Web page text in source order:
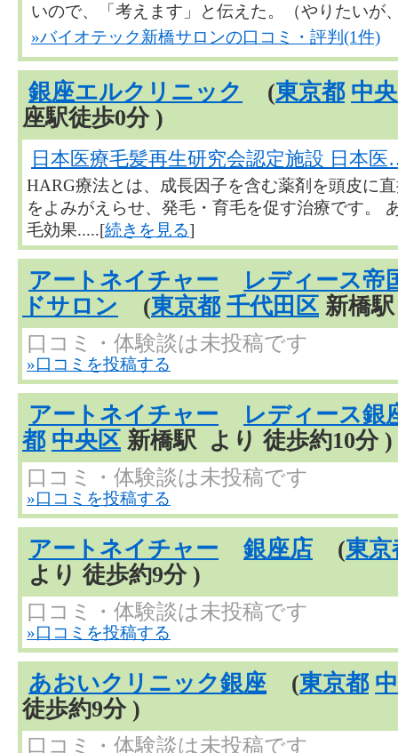
いので、「考えます」と伝えた。（やりたいが
»バイオテック新橋サロンの口コミ・評判(1件)
銀座エルクリニック (東京都 中
座駅徒歩0分 )
日本医療毛髪再生研究会認定施設 日本
HARG療法とは、成長因子を含む薬剤を頭皮に
をよみがえらせ、発毛・育毛を促す治療です。
毛効果.....[続きを見る]
アートネイチャー
レディース帝
ドサロン (東京都 千代田区 新橋
口コミ・体験談は未投稿です
»口コミを投稿する
アートネイチャー
レディース銀
都 中央区 新橋駅 より 徒歩約10分 )
口コミ・体験談は未投稿です
»口コミを投稿する
アートネイチャー 銀座店 (東京
より 徒歩約9分 )
口コミ・体験談は未投稿です
»口コミを投稿する
あおいクリニック銀座 (東京都
徒歩約9分 )
口コミ・体験談は未投稿です